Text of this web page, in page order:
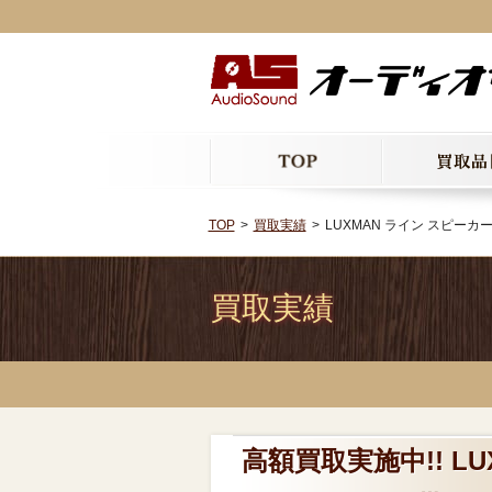
TOP 買取実績 LUXMAN ライン スピー
買取実績
高額買取実施中!!